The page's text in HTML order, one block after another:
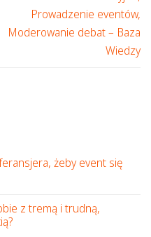
Prowadzenie eventów,
Moderowanie debat – Baza
Wiedzy
żeby event się
z tremą i trudną,